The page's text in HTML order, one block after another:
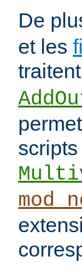
De
et les